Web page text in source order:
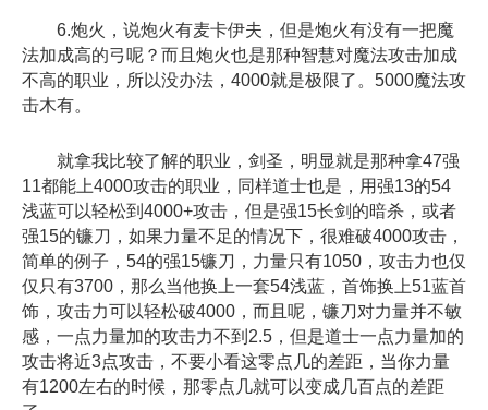
6.炮火，说炮火有麦卡伊夫，但是炮火有没有一把魔
法加成高的弓呢？而且炮火也是那种智慧对魔法攻击加成
不高的职业，所以没办法，4000就是极限了。5000魔法攻
击木有。
就拿我比较了解的职业，剑圣，明显就是那种拿47强
11都能上4000攻击的职业，同样道士也是，用强13的54
浅蓝可以轻松到4000+攻击，但是强15长剑的暗杀，或者
强15的镰刀，如果力量不足的情况下，很难破4000攻击，
简单的例子，54的强15镰刀，力量只有1050，攻击力也仅
仅只有3700，那么当他换上一套54浅蓝，首饰换上51蓝首
饰，攻击力可以轻松破4000，而且呢，镰刀对力量并不敏
感，一点力量加的攻击力不到2.5，但是道士一点力量加的
攻击将近3点攻击，不要小看这零点几的差距，当你力量
有1200左右的时候，那零点几就可以变成几百点的差距